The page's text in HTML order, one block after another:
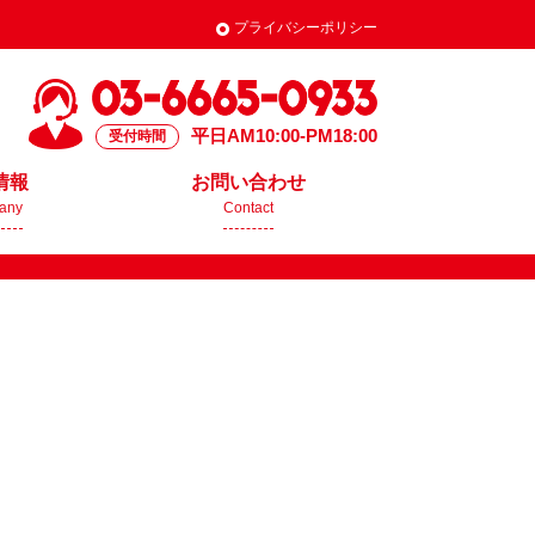
プライバシーポリシー
受付時間 平日AM10:00-PM18:00
報 お問い合わせ
Contact